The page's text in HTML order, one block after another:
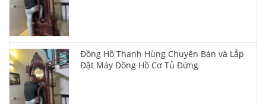
Đồng Hồ Thanh Hùng Chuyên Bán và Lắp
Đặt Máy Đồng Hồ Cơ Tủ Đứng